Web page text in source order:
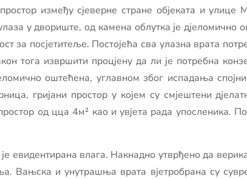
између сјеверне стране објеката и
у двориште, од камена облутка је дјеломично
за посјетитеље. Постојећа сва улазна врата
тога извршити процјену да ли је потребна
оштећена, углавном због испадања
гријани простор у којем су смјештени
од цца 4м² као и увјета рада упосленика.
влага. Накнадно утврђено да
Вањска и унутрашња врата вјетробрана су